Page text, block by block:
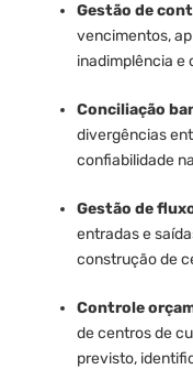
Gestão de
vencimentos,
inadimplência e
Conciliação
divergências
confiabilidade
Gestão de
entradas e
construção de
Controle
de centros de
previsto,